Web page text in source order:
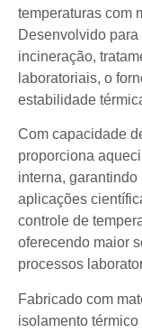
temperaturas com
Desenvolvido
incineração,
laboratoriais, o
estabilidade
Com capacidade
proporciona
interna,
aplicações
controle de
oferecendo maior
processos
Fabricado com
isolamento